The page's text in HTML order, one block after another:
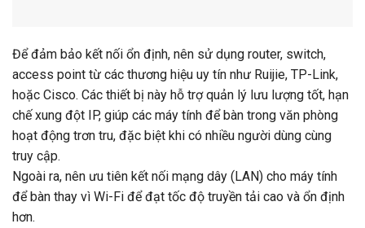
Để đảm bảo kết nối ổn định, nên sử dụng router, switch,
access point từ các thương hiệu uy tín như Ruijie, TP-Link,
hoặc Cisco. Các thiết bị này hỗ trợ quản lý lưu lượng tốt, hạn
chế xung đột IP, giúp các máy tính để bàn trong văn phòng
hoạt động trơn tru, đặc biệt khi có nhiều người dùng cùng
truy cập.
Ngoài ra, nên ưu tiên kết nối mạng dây (LAN) cho máy tính
để bàn thay vì Wi-Fi để đạt tốc độ truyền tải cao và ổn định
hơn.